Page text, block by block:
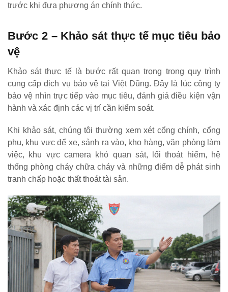
trước khi đưa phương án chính thức.
Bước 2 – Khảo sát thực tế mục tiêu bảo
vệ
Khảo sát thực tế là bước rất quan trọng trong quy trình
cung cấp dịch vụ bảo vệ tại Việt Dũng. Đây là lúc công ty
bảo vệ nhìn trực tiếp vào mục tiêu, đánh giá điều kiện vận
hành và xác định các vị trí cần kiểm soát.
Khi khảo sát, chúng tôi thường xem xét cổng chính, cổng
phụ, khu vực để xe, sảnh ra vào, kho hàng, văn phòng làm
việc, khu vực camera khó quan sát, lối thoát hiểm, hệ
thống phòng cháy chữa cháy và những điểm dễ phát sinh
tranh chấp hoặc thất thoát tài sản.